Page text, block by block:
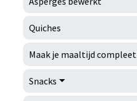
Quiches
Maak je maaltijd compleet
Snacks